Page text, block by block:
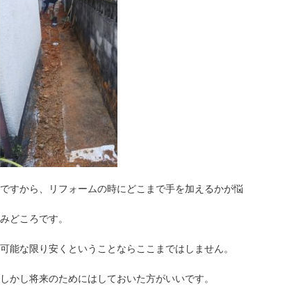
ですから、リフォームの時にどこまで手を加えるかが悩
みどころです。
可能な限り安くということならここまではしません。
しかし将来のためにはしておいた方がいいです。